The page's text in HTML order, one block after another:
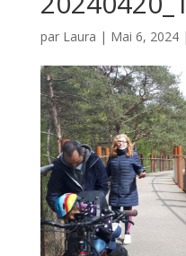
par Laura | Mai 6, 2024|